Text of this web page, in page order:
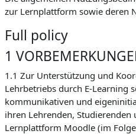
zur Lernplattform sowie deren
Full policy
1
1.1 Zur Unterstützung und
Lehrbetriebs durch E-Learning
kommunikativen und
ihren Lehrenden,
Lernplattform Moodle (im